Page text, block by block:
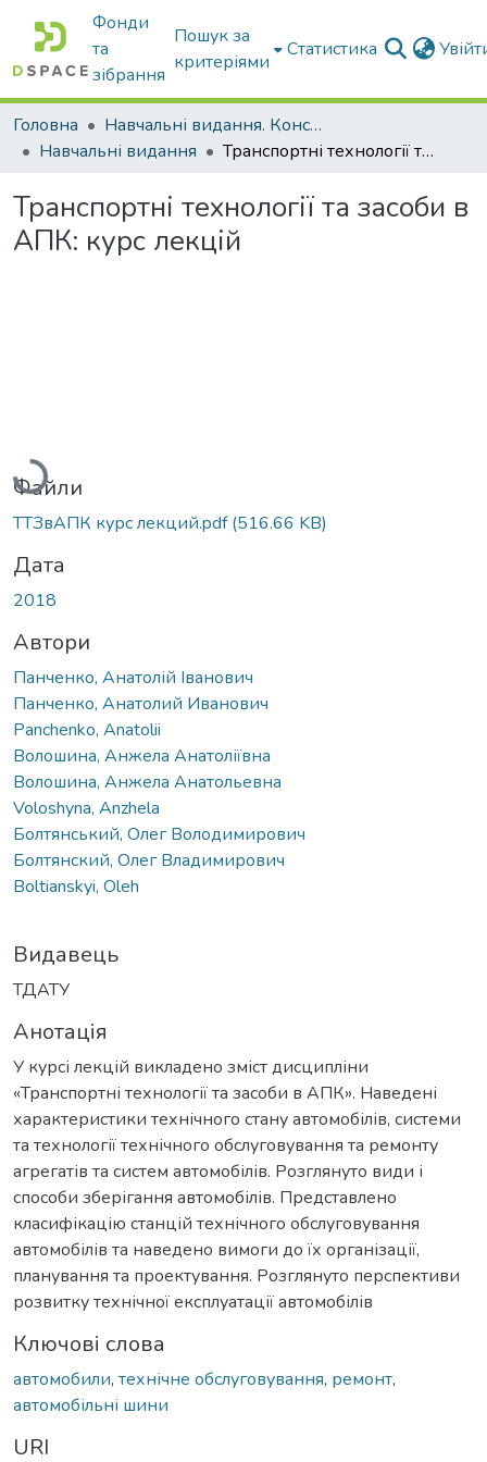
Фонди
та
зібрання
Пошук за
критеріями
Статистика
Головна
Навчальні видання. Конспекти лекцій
Навчальні видання
Транспортні технології та засоби в АПК: курс лекцій
Транспортні технології та засоби в
АПК: курс лекцій
Вантажиться...
Файли
ТТЗвАПК курс лекций.pdf(516.66 KB)
Дата
2018
Автори
Панченко, Анатолій Іванович
Панченко, Анатолий Иванович
Panchenko, Anatolii
Волошина, Анжела Анатоліївна
Волошина, Анжела Анатольевна
Voloshyna, Anzhela
Болтянський, Олег Володимирович
Болтянский, Олег Владимирович
Boltianskyi, Oleh
Видавець
ТДАТУ
Анотація
У курсі лекцій викладено зміст дисципліни
«Транспортні технології та засоби в АПК». Наведені
характеристики технічного стану автомобілів, системи
та технології технічного обслуговування та ремонту
агрегатів та систем автомобілів. Розглянуто види і
способи зберігання автомобілів. Представлено
класифікацію станцій технічного обслуговування
автомобілів та наведено вимоги до їх організації,
планування та проектування. Розглянуто перспективи
розвитку технічної експлуатації автомобілів
Ключові слова
автомобили, технічне обслуговування, ремонт,
автомобільні шини
URI